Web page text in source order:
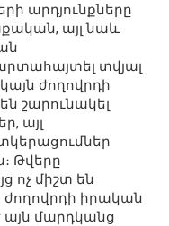
արդյունքները
այլ նաև
տվյալ
ժողովրդի
շարունակել
այլ
Թվերը
ոչ միշտ են
ժողովրդի իրական
այն մարդկանց